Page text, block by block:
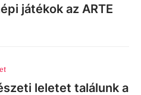
játékok az ARTE
leletet találunk a